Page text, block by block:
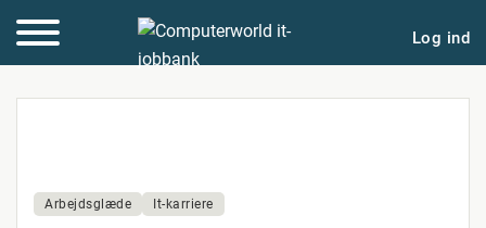
Log ind
Arbejdsglæde It-karriere